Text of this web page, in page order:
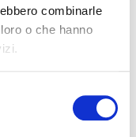
combinarle
o che hanno